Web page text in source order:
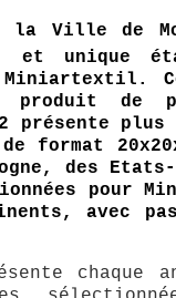
la Ville de
unique
de
plus
des
pour
avec pas
chaque